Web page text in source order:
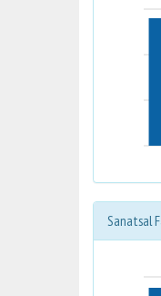
Sanatsal